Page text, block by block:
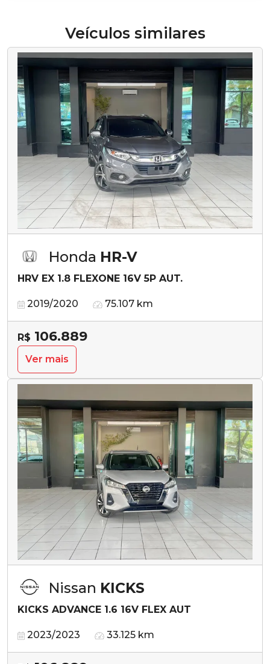
Veículos similares
Honda HR-V
HRV EX 1.8 FLEXONE 16V 5P AUT.
2019/2020 75.107 km
R$ 106.889
Ver mais
Nissan KICKS
KICKS ADVANCE 1.6 16V FLEX AUT
2023/2023 33.125 km